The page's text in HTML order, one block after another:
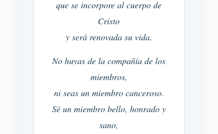
que se incorpore al cuerpo de
Cristo
y será renovada su vida.
No huyas de la compañía de los
miembros,
ni seas un miembro canceroso.
Sé un miembro bello, honrado y
sano,